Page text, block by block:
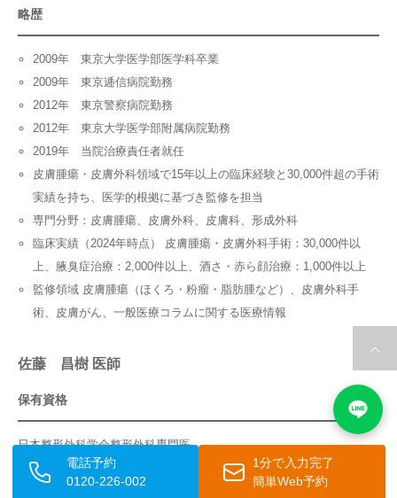
略歴
2009年 東京大学医学部医学科卒業
2009年 東京逓信病院勤務
2012年 東京警察病院勤務
2012年 東京大学医学部附属病院勤務
2019年 当院治療責任者就任
皮膚腫瘍・皮膚外科領域で15年以上の臨床経験と30,000件超の手術
実績を持ち、医学的根拠に基づき監修を担当
専門分野：皮膚腫瘍、皮膚外科、皮膚科、形成外科
臨床実績（2024年時点） 皮膚腫瘍・皮膚外科手術：30,000件以
上、腋臭症治療：2,000件以上、酒さ・赤ら顔治療：1,000件以上
監修領域 皮膚腫瘍（ほくろ・粉瘤・脂肪腫など）、皮膚外科手
術、皮膚がん、一般医療コラムに関する医療情報
佐藤 昌樹 医師
保有資格
日本整形外科学会整形外科専門医
電話予約
0120-226-002
1分で入力完了
簡単Web予約